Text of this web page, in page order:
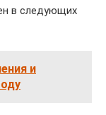
в следующих
и